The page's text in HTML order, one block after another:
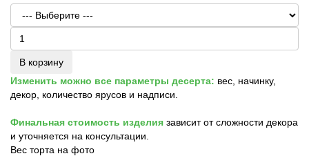
В корзину
Изменить можно все параметры десерта: вес, начинку,
декор, количество ярусов и надписи.
Финальная стоимость изделия зависит от сложности декора
и уточняется на консультации.
Вес торта на фото